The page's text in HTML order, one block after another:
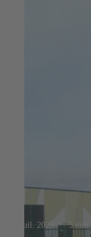
23 juil. 2025 5 min